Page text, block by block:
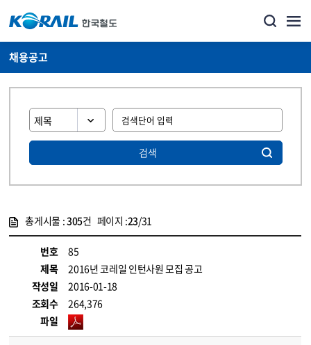
채용공고
검색
총게시물 :305건 페이지 :23/31
번호
85
제목
2016년 코레일 인턴사원 모집 공고
작성일
2016-01-18
조회수
264,376
파일